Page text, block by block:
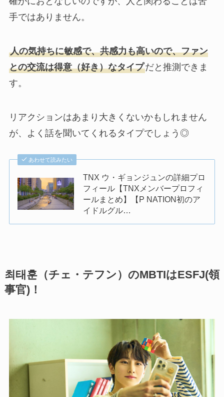
手ではありません。
人の気持ちに敏感で、共感力も高いので、ファン
との交流は得意（好き）なタイプだと推測できま
す。
リアクションはあまり大きくないかもしれません
が、よく話を聞いてくれるタイプでしょう◎
あわせて読みたい
TNX ウ・ギョンジュンの詳細プロ
フィール【TNXメンバープロフィ
ールまとめ】【P NATION初のア
イドルグル…
최태훈（チェ・テフン）のMBTIはESFJ(領
事官)！